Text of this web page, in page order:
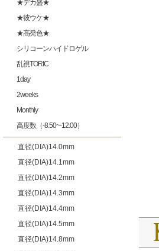
★デカ盛★
★彼ウケ★
★高発色★
シリコーンハイドロゲル
乱視TORIC
1day
2weeks
Monthly
高度数（-8.50~-12.00）
直径(DIA)14.0mm
直径(DIA)14.1mm
直径(DIA)14.2mm
直径(DIA)14.3mm
直径(DIA)14.4mm
直径(DIA)14.5mm
直径(DIA)14.8mm